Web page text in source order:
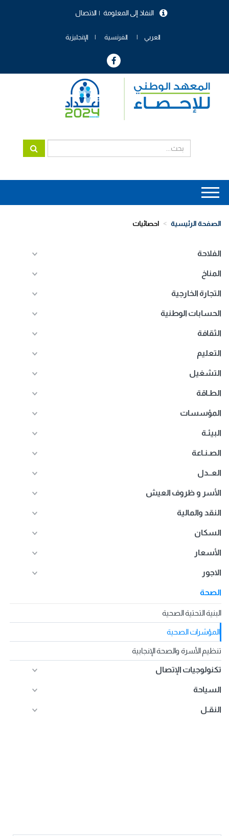
الاتصال النفاذ إلى المعلومة
العربي الفرنسية الإنجليزية
Main
navigation
الصفحة الرئيسية احصائيات
الفلاحة
المناخ
التجارة الخارجية
الحسابات الوطنية
الثقافة
التعليم
التشغيل
الطـاقة
المؤسسات
البيئـة
الصـنـاعة
العــدل
الأسر و ظروف العيش
النقد والمالية
السكان
الأسعار
الاجور
الصحة
البنية التحتية الصحية
المؤشرات الصحية
تنظيم الأسرة والصحة الإنجابية
تكنولوجيات الإتصال
السياحة
النقـل